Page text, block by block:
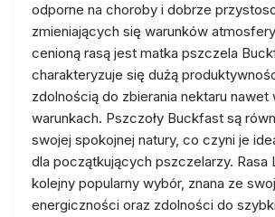
odporne na choroby i dobrze
zmieniających się warunków
cenioną rasą jest matka pszczela
charakteryzuje się dużą
zdolnością do zbierania nektaru nawet
warunkach. Pszczoły Buckfast są
swojej spokojnej natury, co czyni je
dla początkujących pszczelarzy. Rasa
kolejny popularny wybór, znana ze
energiczności oraz zdolności do